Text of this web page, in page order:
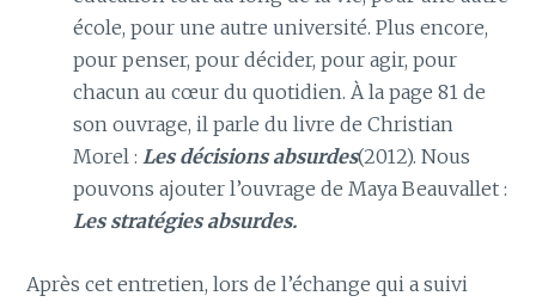
école, pour une autre université. Plus encore,
pour penser, pour décider, pour agir, pour
chacun au cœur du quotidien. À la page 81 de
son ouvrage, il parle du livre de Christian
Morel : Les décisions absurdes(2012). Nous
pouvons ajouter l’ouvrage de Maya Beauvallet :
Les stratégies absurdes.
Après cet entretien, lors de l’échange qui a suivi